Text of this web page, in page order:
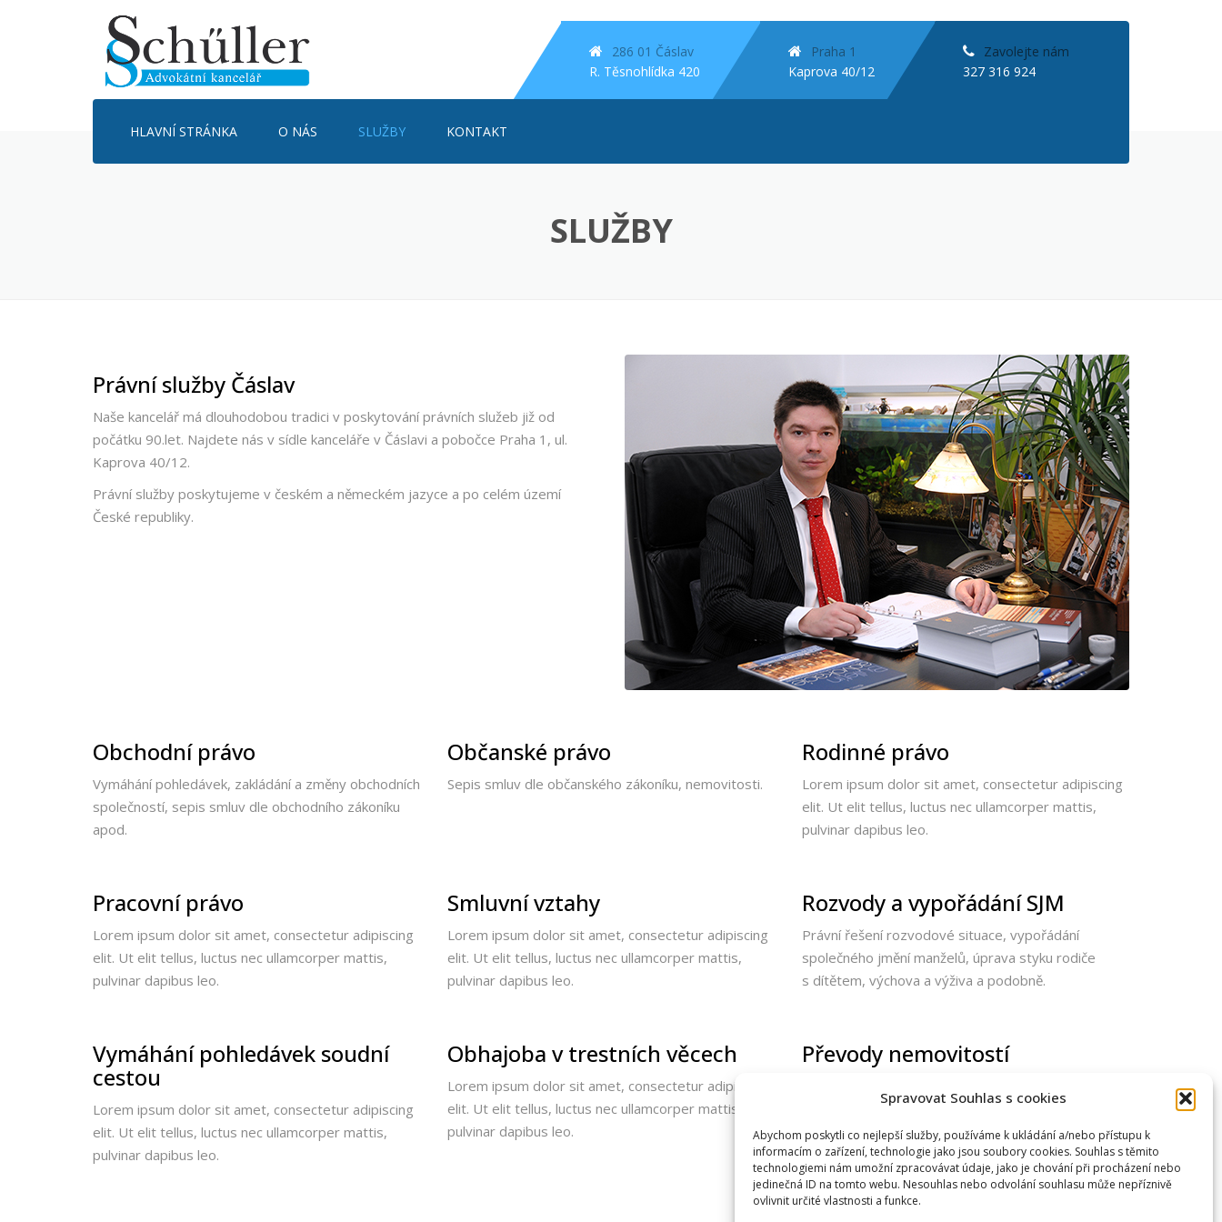
Spravovat Souhlas s cookies
Abychom poskytli co nejlepší služby, používáme k ukládání a/nebo přístupu k
informacím o zařízení, technologie jako jsou soubory cookies. Souhlas s těmito
technologiemi nám umožní zpracovávat údaje, jako je chování při procházení nebo
jedinečná ID na tomto webu. Nesouhlas nebo odvolání souhlasu může nepříznivě
ovlivnit určité vlastnosti a funkce.
286 01 Čáslav
R. Těsnohlídka 420
Praha 1
Kaprova 40/12
Zavolejte nám
327 316 924
HLAVNÍ STRÁNKA O NÁS SLUŽBY KONTAKT
SLUŽBY
Právní služby Čáslav
Naše kancelář má dlouhodobou tradici v poskytování právních služeb již od
počátku 90.let. Najdete nás v sídle kanceláře v Čáslavi a pobočce Praha 1, ul.
Kaprova 40/12.
Právní služby poskytujeme v českém a německém jazyce a po celém území
České republiky.
Obchodní právo
Vymáhání pohledávek, zakládání a změny obchodních
společností, sepis smluv dle obchodního zákoníku
apod.
Občanské právo
Sepis smluv dle občanského zákoníku, nemovitosti.
Rodinné právo
Lorem ipsum dolor sit amet, consectetur adipiscing
elit. Ut elit tellus, luctus nec ullamcorper mattis,
pulvinar dapibus leo.
Pracovní právo
Lorem ipsum dolor sit amet, consectetur adipiscing
elit. Ut elit tellus, luctus nec ullamcorper mattis,
pulvinar dapibus leo.
Smluvní vztahy
Lorem ipsum dolor sit amet, consectetur adipiscing
elit. Ut elit tellus, luctus nec ullamcorper mattis,
pulvinar dapibus leo.
Rozvody a vypořádání SJM
Právní řešení rozvodové situace, vypořádání
společného jmění manželů, úprava styku rodiče
s dítětem, výchova a výživa a podobně.
Vymáhání pohledávek soudní
cestou
Lorem ipsum dolor sit amet, consectetur adipiscing
elit. Ut elit tellus, luctus nec ullamcorper mattis,
pulvinar dapibus leo.
Obhajoba v trestních věcech
Lorem ipsum dolor sit amet, consectetur adipiscing
elit. Ut elit tellus, luctus nec ullamcorper mattis,
pulvinar dapibus leo.
Převody nemovitostí
elit. Ut elit tellus, luctus nec ullamcorper mattis,
pulvinar dapibus leo.